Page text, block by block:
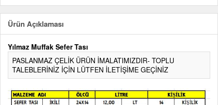
Ürün Açıklaması
Yılmaz Muffak Sefer Tası
PASLANMAZ ÇELİK ÜRÜN İMALATIMIZDIR- TOPLU
TALEBLERİNİZ İÇİN LÜTFEN İLETİŞİME GEÇİNİZ